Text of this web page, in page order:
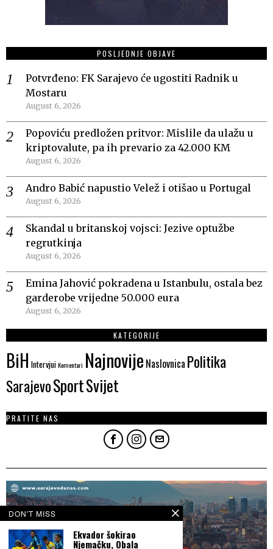
POSLJEDNJE OBJAVE
Potvrđeno: FK Sarajevo će ugostiti Radnik u
Mostaru
August 6, 2026
Popoviću predložen pritvor: Mislile da ulažu u
kriptovalute, pa ih prevario za 42.000 KM
August 6, 2026
Andro Babić napustio Velež i otišao u Portugal
August 6, 2026
Skandal u britanskoj vojsci: Jezive optužbe
regrutkinja
August 6, 2026
Emina Jahović pokradena u Istanbulu, ostala bez
garderobe vrijedne 50.000 eura
August 6, 2026
KATEGORIJE
BiH IntervjuiKomentari Najnovije Naslovnica Politika
SarajevoSportSvijet
PRATITE NAS
DON'T MISS
Ekvador šokirao
Njemačku, Obala